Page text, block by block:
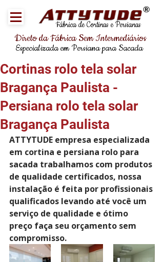
Fábrica de Cortinas e Persianas
®
Direto da Fábrica Sem Intermediários
Especializada em Persiana para Sacada
Cortinas rolo tela solar
Bragança Paulista -
Persiana rolo tela solar
Bragança Paulista
ATTYTUDE empresa especializada
em cortina e persiana rolo para
sacada trabalhamos com produtos
de qualidade certificados, nossa
instalação é feita por profissionais
qualificados levando até você um
serviço de qualidade e ótimo
preço faça seu orçamento sem
compromisso.